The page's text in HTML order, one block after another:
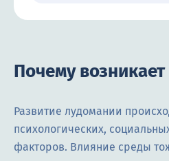
Почему
Развитие лудомании
психологических,
факторов. Влияние среды